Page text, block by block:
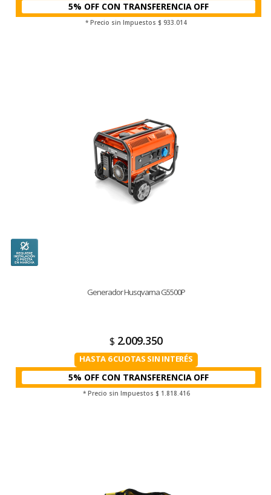
5% OFF CON TRANSFERENCIA
* Precio sin Impuestos $ 933.014
Generador Husqvarna G5500P
$ 2.009.350
HASTA 6 CUOTAS SIN INTERÉS
5% OFF CON TRANSFERENCIA
* Precio sin Impuestos $ 1.818.416